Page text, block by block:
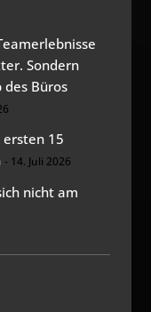
Sondern
des Büros
15
14. Juli 2026
nicht am